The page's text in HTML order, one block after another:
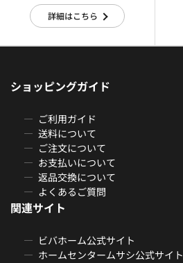
詳細はこちら
ショッピングガイド
ご利用ガイド
送料について
ご注文について
お支払いについて
返品交換について
よくあるご質問
関連サイト
ビバホーム公式サイト
ホームセンタームサシ公式サイト